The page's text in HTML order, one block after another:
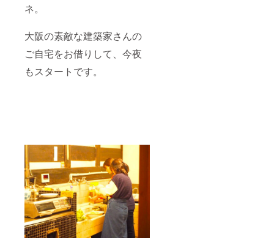
ネ。
大阪の素敵な建築家さんの
ご自宅をお借りして、今夜
もスタートです。